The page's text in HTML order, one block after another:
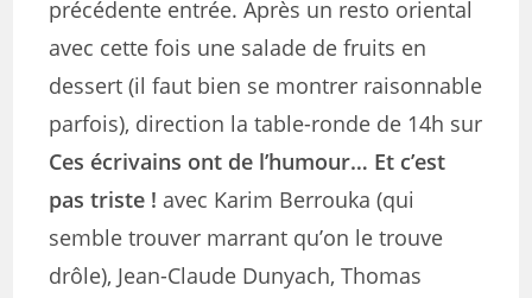
précédente entrée. Après un resto oriental
avec cette fois une salade de fruits en
dessert (il faut bien se montrer raisonnable
parfois), direction la table-ronde de 14h sur
Ces écrivains ont de l’humour… Et c’est
pas triste ! avec Karim Berrouka (qui
semble trouver marrant qu’on le trouve
drôle), Jean-Claude Dunyach, Thomas